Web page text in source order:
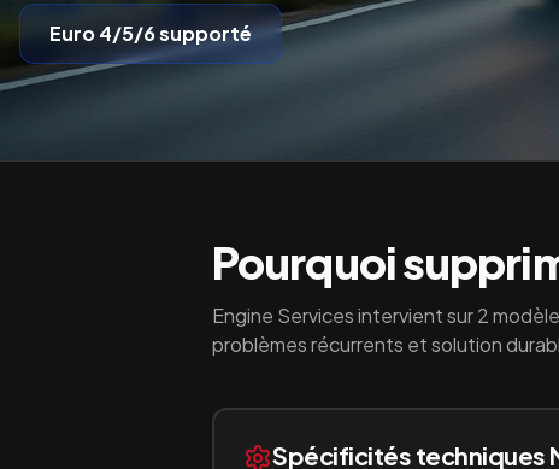
Euro 4/5/6supporté
Pourquoi
Engine Services intervient sur2
problèmes récurrents et solution
Spécificités techniques